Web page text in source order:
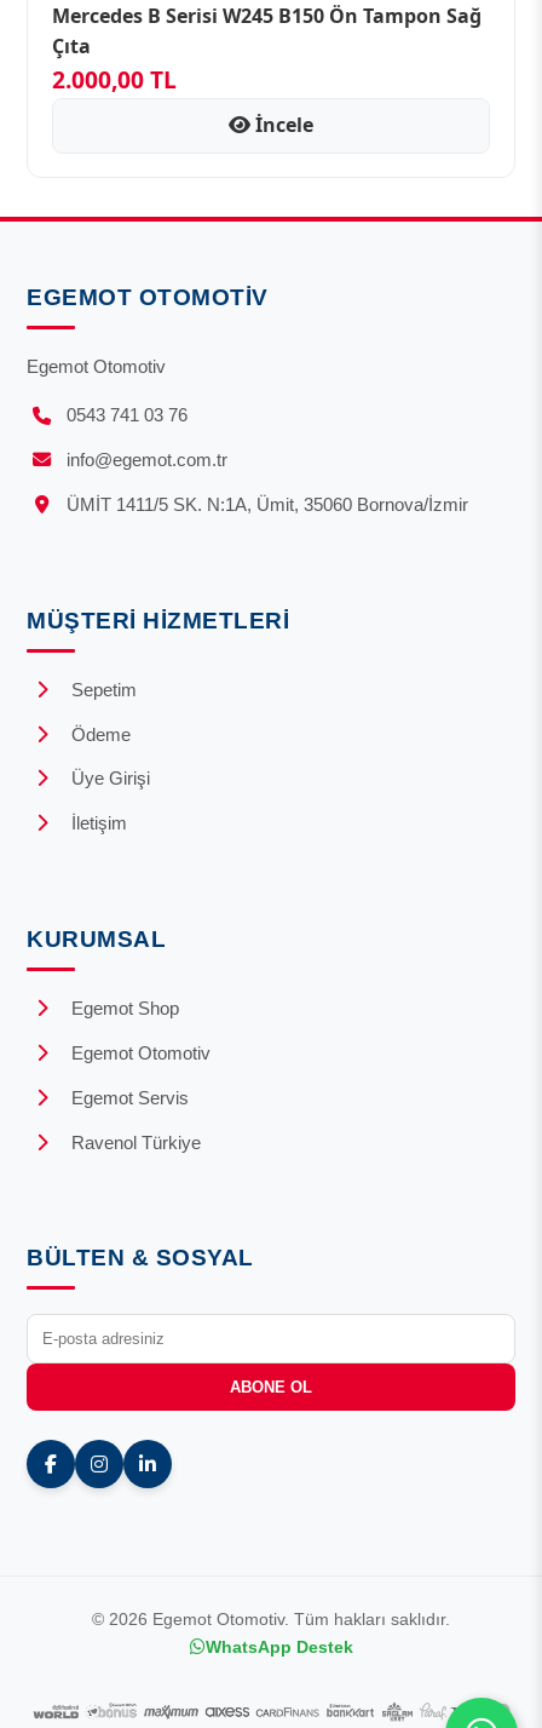
Mercedes B Serisi W245 B150 Ön Tampon Sağ
Çıta
2.000,00 TL
İncele
EGEMOT OTOMOTIV
Egemot Otomotiv
0543 741 03 76
info@egemot.com.tr
ÜMİT 1411/5 SK. N:1A, Ümit, 35060 Bornova/İzmir
MÜŞTERI HIZMETLERI
Sepetim
Ödeme
Üye Girişi
İletişim
KURUMSAL
Egemot Shop
Egemot Otomotiv
Egemot Servis
Ravenol Türkiye
BÜLTEN & SOSYAL
ABONE OL
© 2026 Egemot Otomotiv. Tüm hakları saklıdır.
WhatsApp Destek